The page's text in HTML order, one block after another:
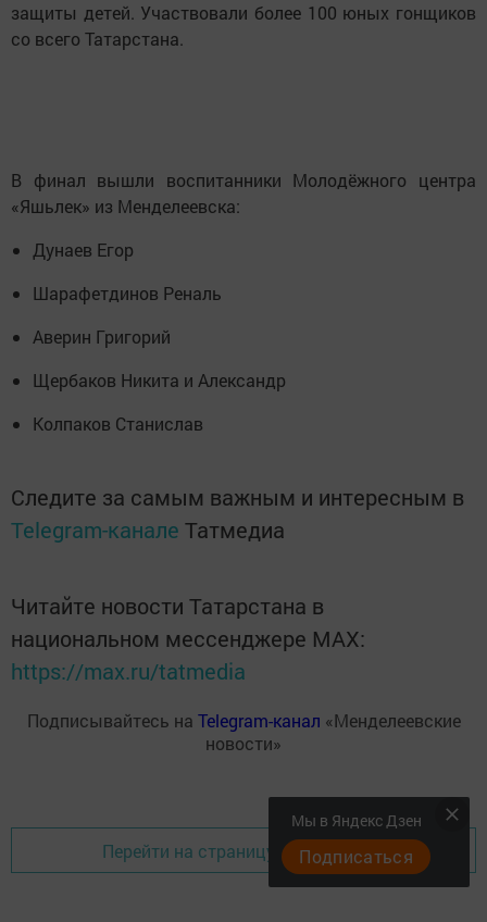
защиты детей. Участвовали более 100 юных гонщиков
со всего Татарстана.
В финал вышли воспитанники Молодёжного центра
«Яшьлек» из Менделеевска:
Дунаев Егор
Шарафетдинов Реналь
Аверин Григорий
Щербаков Никита и Александр
Колпаков Станислав
Следите за самым важным и интересным в
Telegram-канале Татмедиа
Читайте новости Татарстана в
национальном мессенджере MАХ:
https://max.ru/tatmedia
Подписывайтесь на Telegram-канал «Менделеевские
новости»
Перейти на страницу новости
Мы в Яндекс Дзен
Подписаться